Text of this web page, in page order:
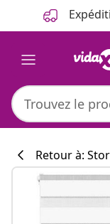
Précédent
Retour à: